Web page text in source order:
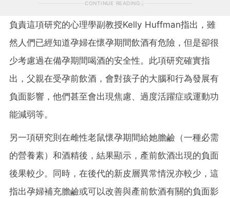
CONTINUE READING
負責這項研究的心理學副教授Kelly Huffman指出，雖
然人們已經知道孕婦在懷孕期間飲酒有危險，但是卻很
少考慮過在備孕期間喝酒的安全性。此項研究確實指
出，父親在受孕前飲酒，會對孩子的大腦和行為發展有
負面影響，他們甚至會出現焦慮、過度活躍症或運動功
能減弱等。
另一項研究則在雌性老鼠懷孕期間給她膽鹼（一種必需
的營養素）和酒精後，結果顯示，產前飲酒出現的負面
後果較少。同時，在後代的新皮層異常情況亦較少，這
指出孕婦補充膽鹼或可以改善與產前飲酒有關的負面影